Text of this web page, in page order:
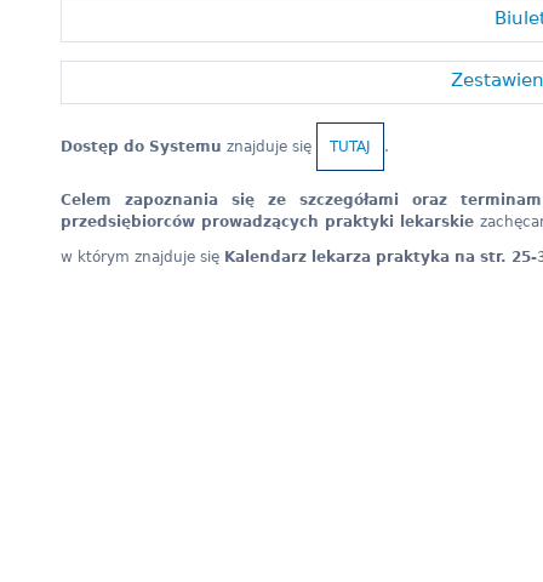
Dostęp do Systemu znajduje się TUTAJ .
Celem zapoznania się ze szczegółami oraz
przedsiębiorców prowadzących praktyki lekarskie
w którym znajduje się Kalendarz lekarza praktyka na str.